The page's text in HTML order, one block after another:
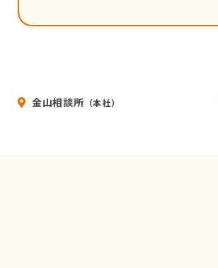
金山相談所 （本社）